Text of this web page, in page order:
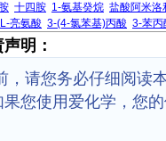
十四胺 1-氨基癸烷 盐酸阿米洛
亮氨酸 3-(4-氯苯基)丙酸 3-苯丙
明：
，请您务必仔细阅读
您使用爱化学，您